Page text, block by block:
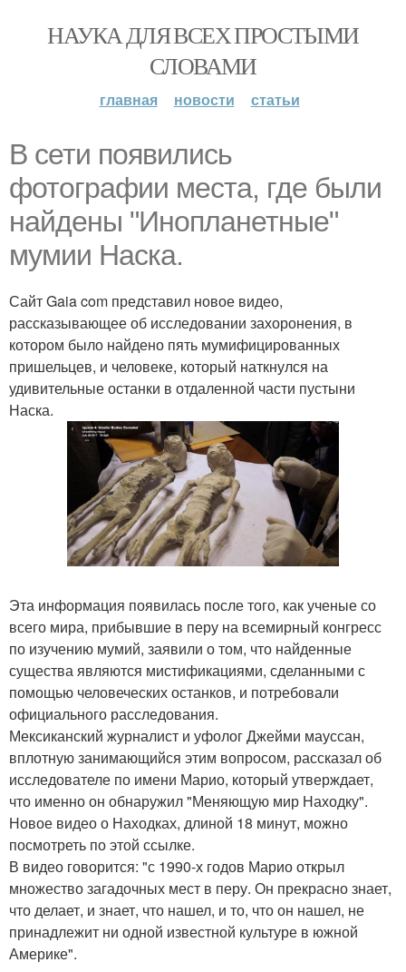
НАУКА ДЛЯ ВСЕХ ПРОСТЫМИ
СЛОВАМИ
главная новости статьи
В сети появились
фотографии места, где были
найдены "Инопланетные"
мумии Наска.
Сайт Gaia com представил новое видео,
рассказывающее об исследовании захоронения, в
котором было найдено пять мумифицированных
пришельцев, и человеке, который наткнулся на
удивительные останки в отдаленной части пустыни
Наска.
Эта информация появилась после того, как ученые со
всего мира, прибывшие в перу на всемирный конгресс
по изучению мумий, заявили о том, что найденные
существа являются мистификациями, сделанными с
помощью человеческих останков, и потребовали
официального расследования.
Мексиканский журналист и уфолог Джейми мауссан,
вплотную занимающийся этим вопросом, рассказал об
исследователе по имени Марио, который утверждает,
что именно он обнаружил "Меняющую мир Находку".
Новое видео о Находках, длиной 18 минут, можно
посмотреть по этой ссылке.
В видео говорится: "с 1990-х годов Марио открыл
множество загадочных мест в перу. Он прекрасно знает,
что делает, и знает, что нашел, и то, что он нашел, не
принадлежит ни одной известной культуре в южной
Америке".